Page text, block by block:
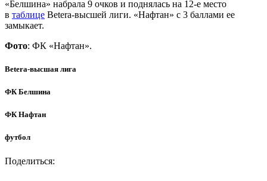
«Белшина» набрала 9 очков и поднялась на 12-е место
в таблице Betera-высшей лиги. «Нафтан» с 3 баллами ее
замыкает.
Фото: ФК «Нафтан».
Betera-высшая лига
ФК Белшина
ФК Нафтан
футбол
Поделиться: